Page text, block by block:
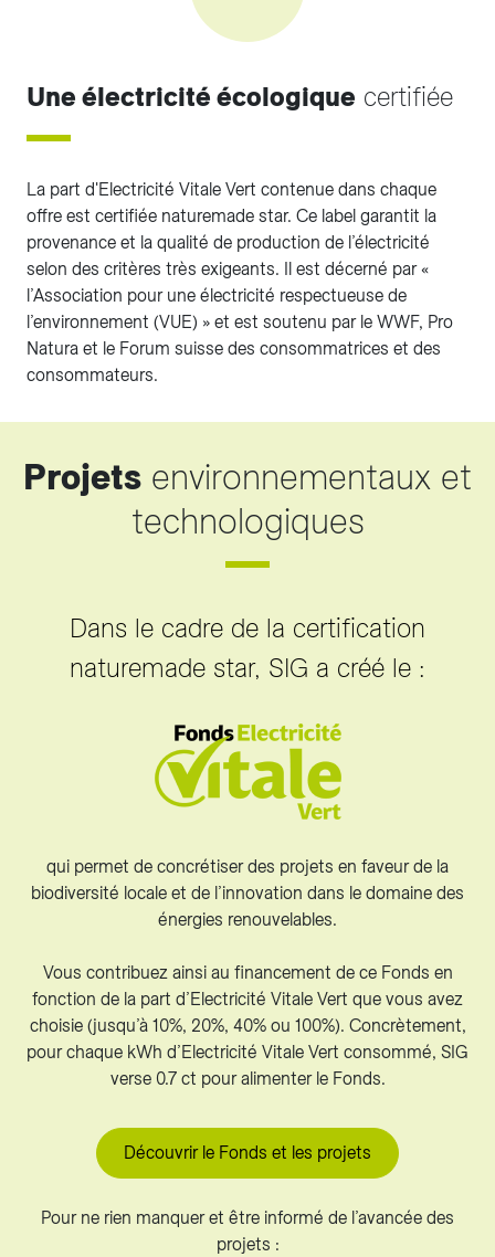
Une électricité écologique certifiée
La part d'Electricité Vitale Vert contenue dans chaque
offre est certifiée naturemade star. Ce label garantit la
provenance et la qualité de production de l’électricité
selon des critères très exigeants. Il est décerné par «
l’Association pour une électricité respectueuse de
l’environnement (VUE) » et est soutenu par le WWF, Pro
Natura et le Forum suisse des consommatrices et des
consommateurs.
Projets environnementaux et
technologiques
Dans le cadre de la certification
naturemade star, SIG a créé le :
qui permet de concrétiser des projets en faveur de la
biodiversité locale et de l’innovation dans le domaine des
énergies renouvelables.
Vous contribuez ainsi au financement de ce Fonds en
fonction de la part d’Electricité Vitale Vert que vous avez
choisie (jusqu’à 10%, 20%, 40% ou 100%). Concrètement,
pour chaque kWh d’Electricité Vitale Vert consommé, SIG
verse 0.7 ct pour alimenter le Fonds.
Découvrir le Fonds et les projets
Pour ne rien manquer et être informé de l’avancée des
projets :